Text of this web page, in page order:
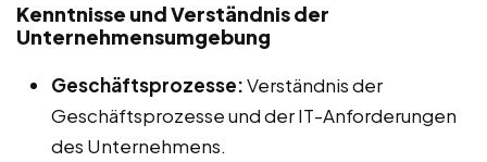
Kenntnisse und Verständnis der
Unternehmensumgebung
Geschäftsprozesse:Verständnis der
Geschäftsprozesse und der IT-Anforderungen
des Unternehmens.